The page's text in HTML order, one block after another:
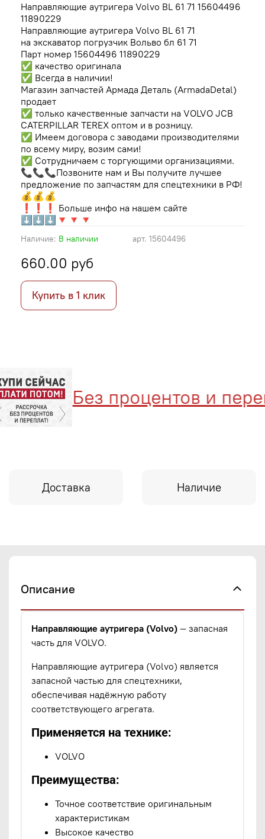
арт. 15604496
Наличие: В наличии
660.00 руб
Купить в 1 клик
Направляющие аутригера Volvo BL 61 71 15604496
11890229
Направляющие аутригера Volvo BL 61 71
на экскаватор погрузчик Вольво бл 61 71
Парт номер 15604496 11890229
✅ качество оригинала
✅ Всегда в наличии!
Магазин запчастей Армада Деталь (ArmadaDetal)
продает
✅ только качественные запчасти на VOLVO JCB
CATERPILLAR TEREX оптом и в розницу.
✅ Имеем договора с заводами производителями
по всему миру, возим сами!
✅ Сотрудничаем с торгующими организациями.
📞📞📞Позвоните нам и Вы получите лучшее
предложение по запчастям для спецтехники в РФ!
💰💰💰
❗❗❗ Больше инфо на нашем сайте
⬇⬇⬇🔻🔻🔻
Без процентов и
Доставка Наличие
Описание
Направляющие аутригера (Volvo) — запасная
часть для VOLVO.
Направляющие аутригера (Volvo) является
запасной частью для спецтехники,
обеспечивая надёжную работу
соответствующего агрегата.
Применяется на технике:
VOLVO
Преимущества:
Точное соответствие оригинальным
характеристикам
Высокое качество